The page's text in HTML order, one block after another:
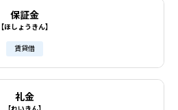
保証金
【ほしょうきん】
賃貸借
礼金